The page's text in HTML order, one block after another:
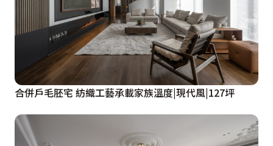
窗，陳列著珍貴珠寶與名品收藏。在燈帶投映下，每一件
珍品就像藝術品般，綻放無與倫比的迷人風采。
睡眠區藉由圓框柱隱性切分，塑造回字動線，使睡眠區既
有私密感，又不失流動性。床鋪前精算距離落下一道電視
牆，同步分野出收納區，納入大量生活物品與衣物，維繫
整潔規整的空間狀態。
合併戶毛胚宅 紡織工藝承載家族溫度|現代風|127坪